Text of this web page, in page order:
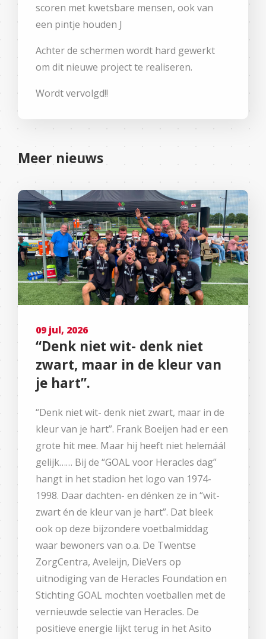
scoren met kwetsbare mensen, ook van
een pintje houden J
Achter de schermen wordt hard gewerkt
om dit nieuwe project te realiseren.
Wordt vervolgd!!
Meer nieuws
09 jul, 2026
“Denk niet wit- denk niet
zwart, maar in de kleur van
je hart”.
“Denk niet wit- denk niet zwart, maar in de
kleur van je hart”. Frank Boeijen had er een
grote hit mee. Maar hij heeft niet helemáál
gelijk…… Bij de “GOAL voor Heracles dag”
hangt in het stadion het logo van 1974-
1998. Daar dachten- en dénken ze in “wit-
zwart én de kleur van je hart”. Dat bleek
ook op deze bijzondere voetbalmiddag
waar bewoners van o.a. De Twentse
ZorgCentra, Aveleijn, DieVers op
uitnodiging van de Heracles Foundation en
Stichting GOAL mochten voetballen met de
vernieuwde selectie van Heracles. De
positieve energie lijkt terug in het Asito